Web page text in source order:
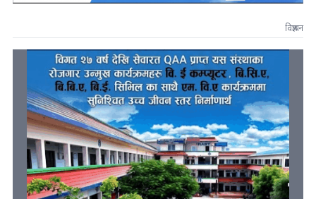
विज्ञापन